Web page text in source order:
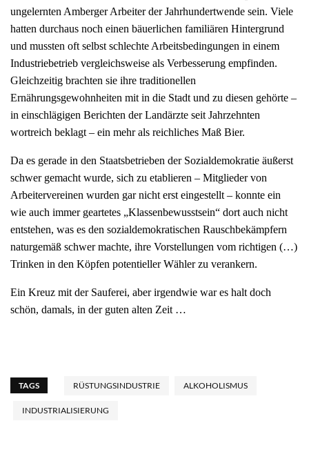
ungelernten Amberger Arbeiter der Jahrhundertwende sein. Viele
hatten durchaus noch einen bäuerlichen familiären Hintergrund
und mussten oft selbst schlechte Arbeitsbedingungen in einem
Industriebetrieb vergleichsweise als Verbesserung empfinden.
Gleichzeitig brachten sie ihre traditionellen
Ernährungsgewohnheiten mit in die Stadt und zu diesen gehörte –
in einschlägigen Berichten der Landärzte seit Jahrzehnten
wortreich beklagt – ein mehr als reichliches Maß Bier.
Da es gerade in den Staatsbetrieben der Sozialdemokratie äußerst
schwer gemacht wurde, sich zu etablieren – Mitglieder von
Arbeitervereinen wurden gar nicht erst eingestellt – konnte ein
wie auch immer geartetes „Klassenbewusstsein“ dort auch nicht
entstehen, was es den sozialdemokratischen Rauschbekämpfern
naturgemäß schwer machte, ihre Vorstellungen vom richtigen (…)
Trinken in den Köpfen potentieller Wähler zu verankern.
Ein Kreuz mit der Sauferei, aber irgendwie war es halt doch
schön, damals, in der guten alten Zeit …
TAGS RÜSTUNGSINDUSTRIE ALKOHOLISMUS
INDUSTRIALISIERUNG